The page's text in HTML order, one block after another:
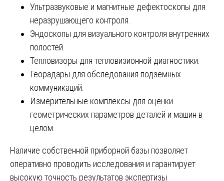
Ультразвуковые и магнитные дефектоскопы для
неразрушающего контроля.
Эндоскопы для визуального контроля внутренних
полостей.
Тепловизоры для тепловизионной диагностики.
Георадары для обследования подземных
коммуникаций.
Измерительные комплексы для оценки
геометрических параметров деталей и машин в
целом.
Наличие собственной приборной базы позволяет
оперативно проводить исследования и гарантирует
высокую точность результатов экспертизы